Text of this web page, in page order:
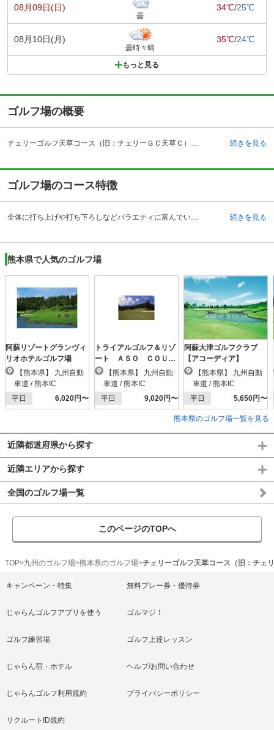
08月09日(日)
曇
34℃/25℃
08月10日(月)
曇時々晴
35℃/24℃
もっと見る
ゴルフ場の概要
チェリーゴルフ天草コース（旧：チェリーＧＣ天草Ｃ）の予約ならじゃらんゴルフ。カートの有無や利用税、キャンセル料、ナイター設備、駐車場などのコース情報はもちろん、口コミ、フォトギャラリーなどコースの難易度や攻略に役立つ情報充実、予約する度にポイントが貯まるのでお得にゴルフをお楽しみ頂けます。 観光地としても知られるキリシタン殉教の島・熊本県、天草。その玄関口ともいわれる大矢野島にあるチェリーゴルフ天草コース（旧：チェリーＧＣ天草Ｃ）からは有明海、不知火海が一望できる最高のロケーションとなっています。九州自動車道・松橋インターチェンジより43キロメートル・約50分、ＪＲ三角駅からタクシーで20分に位置しています。昭和41年秋の天草五橋開通直後にオープしたチェリーゴルフ天草コース（旧：チェリーＧＣ天草Ｃ）は県内で3番目に古いゴルフ場ですが、霜をほとんど見ることが無いので、1年中プレーすることができます。コースはアップダウンも少なく、思い切り飛ばせる広々としたフェアウェイが続き、島特有の自然をいかしたミドルホールは何度でもチャレンジしてみたいテンプティングなコースです。 続きを見る
ゴルフ場のコース特徴
全体に打ち上げや打ち下ろしなどバラエティに富んでいて面白い丘陵コースとなっています。天草五橋や海に浮かぶ島々を眺めながらの18ホール、パー72、6,485ヤードで、ドラコン推奨ホールはOUT7番、IN13番。ニアピン推奨ホールはOUT5番とIN15番になっています。OUTホールは谷越えや池越え、谷間をぬうホールなど変化に富んでいます。7番ホールのティショットは左サイドバンカーの右を狙い目。セカンドでは左サイドの3本の木を狙うのが良いですが、2オンを狙う場合には右のワシントニアヤシの木に注意が必要です。INは山の上を利用しているので風が吹くと難しくなります。バンカーも多数あり、飛ばすことよりも正確なショットをする方がスコアはまとめやすくなっています。 続きを見る
熊本県で人気のゴルフ場
阿蘇リゾートグランヴィ
リオホテルゴルフ場
車道 / 熊本IC
平日
6,020円〜
トライアルゴルフ＆リゾ
ート ＡＳＯ ＣＯＵＲ
ＳＥ（阿蘇東急）
車道 / 熊本IC
平日
9,020円〜
阿蘇大津ゴルフクラブ
【アコーディア】
車道 / 熊本IC
平日
5,650円〜
熊本県のゴルフ場一覧を見る
近隣都道府県から探す
近隣エリアから探す
全国のゴルフ場一覧
このページのTOPへ
TOP 九州のゴルフ場 熊本県のゴルフ場 チェリーゴルフ天草コース（旧：チェ
キャンペーン・特集 無料プレー券・優待券
じゃらんゴルフアプリを使う ゴルマジ！
ゴルフ練習場 ゴルフ上達レッスン
じゃらん宿・ホテル ヘルプ/お問い合わせ
じゃらんゴルフ利用規約 プライバシーポリシー
リクルートID規約